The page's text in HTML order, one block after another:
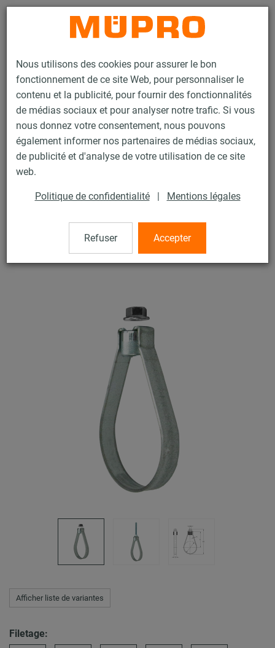
Nous utilisons des cookies pour assurer le bon
fonctionnement de ce site Web, pour personnaliser le
contenu et la publicité, pour fournir des fonctionnalités
de médias sociaux et pour analyser notre trafic. Si vous
nous donnez votre consentement, nous pouvons
également informer nos partenaires de médias sociaux,
de publicité et d'analyse de votre utilisation de ce site
web.
Politique de confidentialité | Mentions légales
Refuser Accepter
Contact
Produits Technique de fixation
Fixation de sprinklers
Colliers pour la fixation de sprinklers
Collier poire de type EHS
Collier poire de type EHS
Afficher liste de variantes
Filetage: